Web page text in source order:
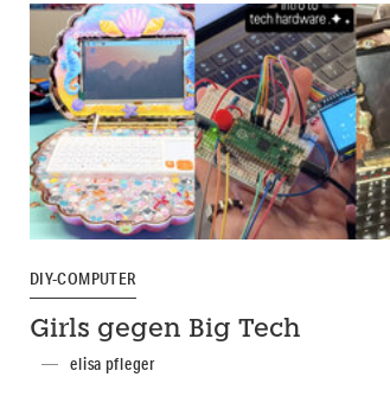
DIY-COMPUTER
Girls gegen Big Tech
elisa pfleger